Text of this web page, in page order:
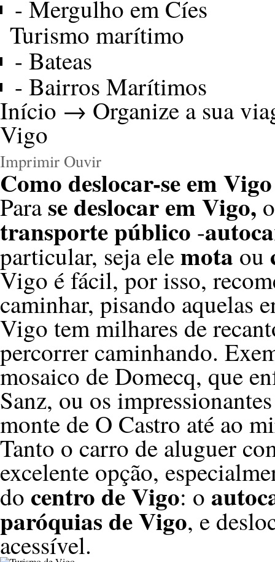
- Mergulho em Cíes
Turismo marítimo
- Bateas
- Bairros Marítimos
Início → Organize a sua
Vigo
Imprimir Ouvir
Como deslocar-se em Vigo
Parase deslocar em Vigo,
transporte público -
particular, seja elemota ou
Vigo é fácil, por isso,
caminhar, pisando aquelas
Vigo tem milhares de
percorrer caminhando.
mosaico de Domecq, que
Sanz, ou os
monte de O Castro até ao
Tanto o carro de aluguer
excelente opção,
do centro de Vigo: o
paróquias de Vigo, e
acessível.